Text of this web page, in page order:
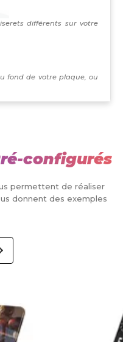
différents sur votre
fond de votre plaque, ou
configurés
permettent de réaliser
donnent des exemples